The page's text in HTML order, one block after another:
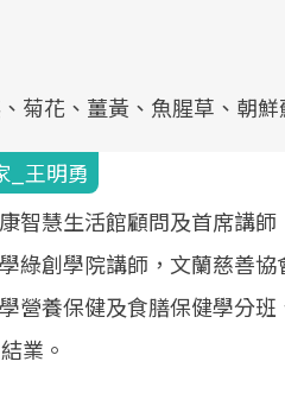
菊花、薑黃、魚腥草、朝
_王明勇
智慧生活館顧問及首席講師
綠創學院講師，文蘭慈善協
營養保健及食膳保健學分
業。